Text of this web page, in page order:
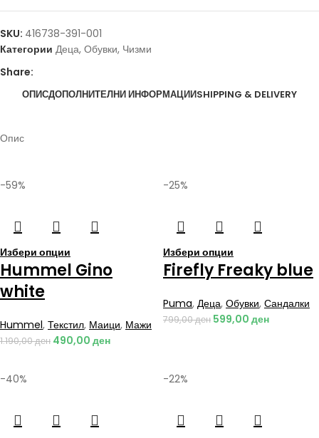
SKU: 416738-391-001
Категории Деца, Обувки, Чизми
Share:
ОПИСДОПОЛНИТЕЛНИ ИНФОРМАЦИИSHIPPING & DELIVERY
Опис
-59%
Избери опции
Hummel Gino
white
Hummel, Текстил, Маици, Мажи
1.190,00ден 490,00 ден
-25%
Избери опции
Firefly Freaky blue
Puma, Деца, Обувки, Сандалки
799,00ден 599,00 ден
-40% -22%